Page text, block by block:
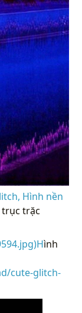
Hình nền
trục trặc
cute-glitch-